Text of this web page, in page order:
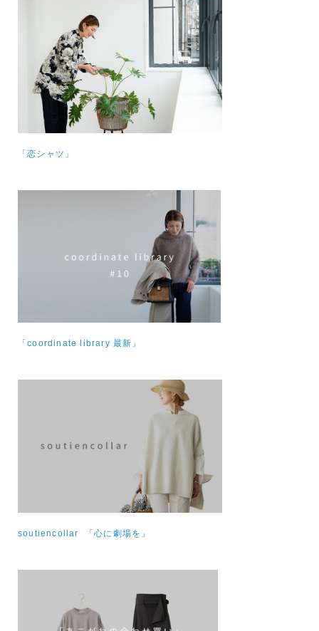
「恋シャツ」
「coordinate library 最新」
soutiencollar 「心に劇場を」